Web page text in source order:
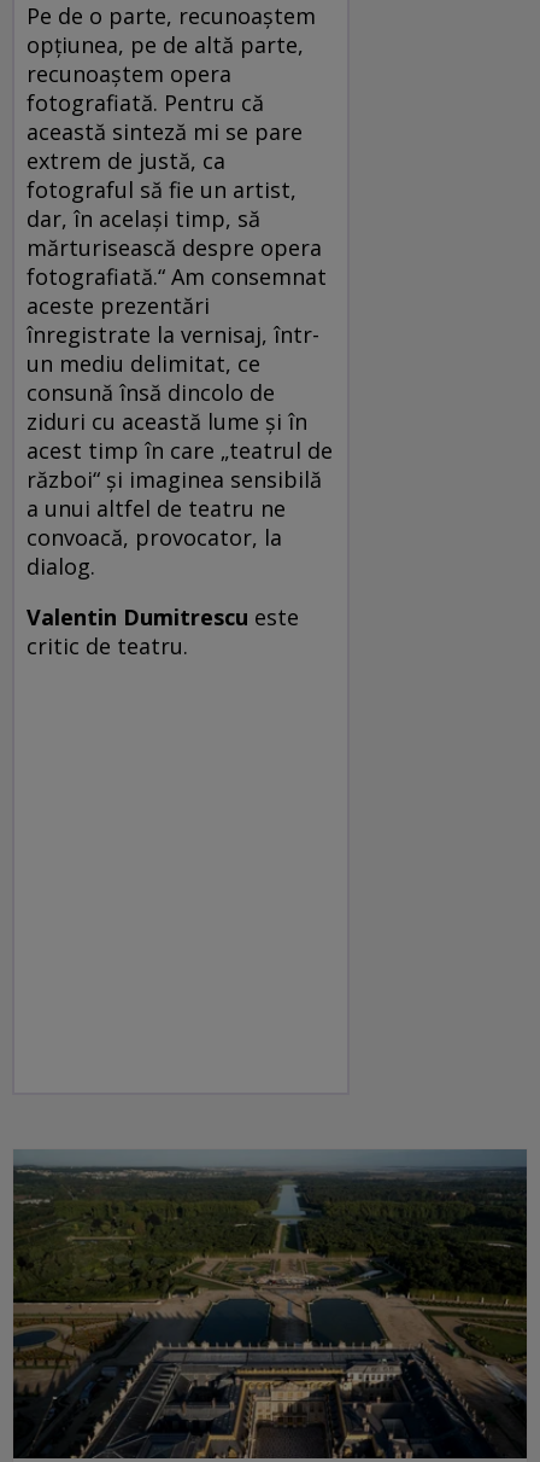
Pe de o parte, recunoaştem
opţiunea, pe de altă parte,
recunoaştem opera
fotografiată. Pentru că
această sinteză mi se pare
extrem de justă, ca
fotograful să fie un artist,
dar, în acelaşi timp, să
mărturisească despre opera
fotografiată.“ Am consemnat
aceste prezentări
înregistrate la vernisaj, într-
un mediu delimitat, ce
consună însă dincolo de
ziduri cu această lume şi în
acest timp în care „teatrul de
război“ şi imaginea sensibilă
a unui altfel de teatru ne
convoacă, provocator, la
dialog.
Valentin Dumitrescu este
critic de teatru.